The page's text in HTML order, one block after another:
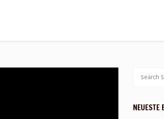
NEUESTE